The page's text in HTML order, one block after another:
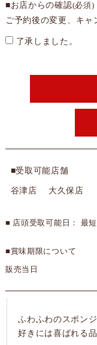
■お店からの確認(必須)
ご予約後の変更、キャ
了承しました。
■受取可能店舗
谷津店 大久保店
■ 店頭受取可能日： 最
■賞味期限について
販売当日
ふわふわのスポン
好きには喜ばれる品